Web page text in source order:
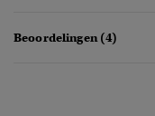
Beoordelingen (4)